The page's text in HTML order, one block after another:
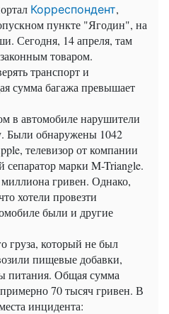
Корреспондент,
пункте "Ягодин", на
Сегодня, 14 апреля, там
товаром.
транспорт и
сумма багажа превышает
в автомобиле нарушители
Были обнаружены 1042
телевизор от компании
сепаратор марки M-Triangle.
гривен. Однако,
хотели провезти
были и другие
груза, который не был
пищевые добавки,
питания. Общая сумма
70 тысяч гривен. В
инцидента: